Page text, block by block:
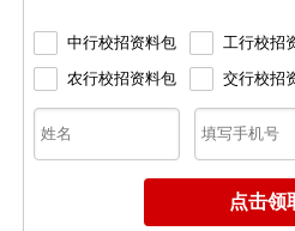
中行校招资料包 工行校招
农行校招资料包
交行校招